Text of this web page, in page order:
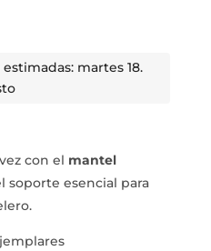
martes 18.
con el mantel
soporte esencial para